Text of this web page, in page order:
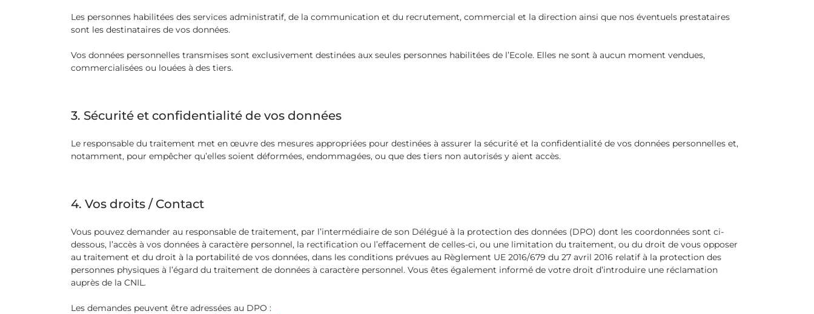
Les personnes habilitées des services administratif, de la communication et du recrutement, commercial et la direction ainsi que nos éventuels prestataires
sont les destinataires de vos données.
Vos données personnelles transmises sont exclusivement destinées aux seules personnes habilitées de l’Ecole. Elles ne sont à aucun moment vendues,
commercialisées ou louées à des tiers.
3. Sécurité et confidentialité de vos données
Le responsable du traitement met en œuvre des mesures appropriées pour destinées à assurer la sécurité et la confidentialité de vos données personnelles et,
notamment, pour empêcher qu’elles soient déformées, endommagées, ou que des tiers non autorisés y aient accès.
4. Vos droits / Contact
Vous pouvez demander au responsable de traitement, par l’intermédiaire de son Délégué à la protection des données (DPO) dont les coordonnées sont ci-
dessous, l’accès à vos données à caractère personnel, la rectification ou l’effacement de celles-ci, ou une limitation du traitement, ou du droit de vous opposer
au traitement et du droit à la portabilité de vos données, dans les conditions prévues au Règlement UE 2016/679 du 27 avril 2016 relatif à la protection des
personnes physiques à l’égard du traitement de données à caractère personnel. Vous êtes également informé de votre droit d’introduire une réclamation
auprès de la CNIL.
Les demandes peuvent être adressées au DPO :